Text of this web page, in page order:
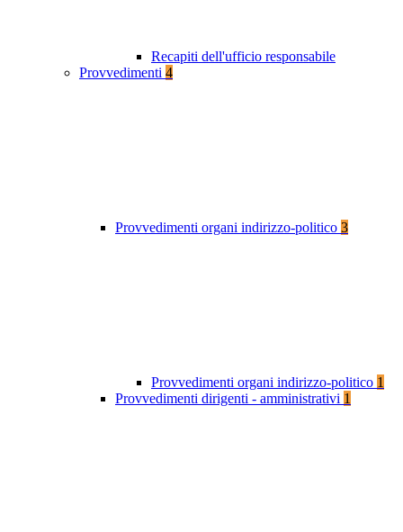
Recapiti dell'ufficio responsabile
Provvedimenti 4
Provvedimenti organi indirizzo-politico 3
Provvedimenti organi indirizzo-politico 1
Provvedimenti dirigenti - amministrativi 1